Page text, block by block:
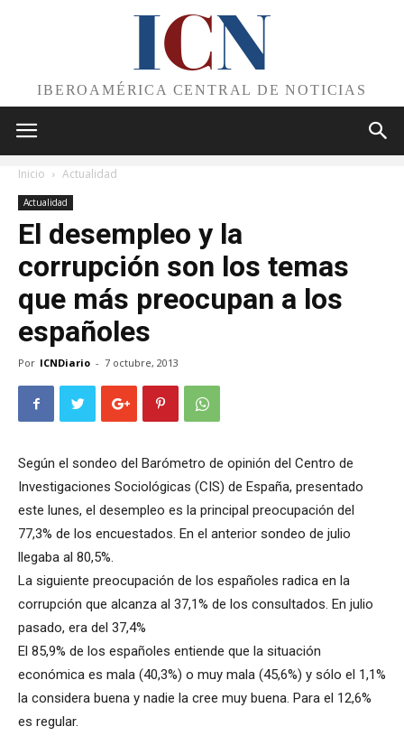
ICN
IBEROAMÉRICA CENTRAL DE NOTICIAS
Inicio Actualidad
Actualidad
El desempleo y la
corrupción son los temas
que más preocupan a los
españoles
Por ICNDiario - 7 octubre, 2013
Según el sondeo del Barómetro de opinión del Centro de
Investigaciones Sociológicas (CIS) de España, presentado
este lunes, el desempleo es la principal preocupación del
77,3% de los encuestados. En el anterior sondeo de julio
llegaba al 80,5%.
La siguiente preocupación de los españoles radica en la
corrupción que alcanza al 37,1% de los consultados. En julio
pasado, era del 37,4%
El 85,9% de los españoles entiende que la situación
económica es mala (40,3%) o muy mala (45,6%) y sólo el 1,1%
la considera buena y nadie la cree muy buena. Para el 12,6%
es regular.